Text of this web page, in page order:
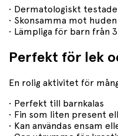
• Dermatologiskt testade
• Skonsamma mot huden
• Lämpliga för barn från
Perfekt för lek
En rolig aktivitet för
• Perfekt till barnkalas
• Fin som liten present
• Kan användas ensam